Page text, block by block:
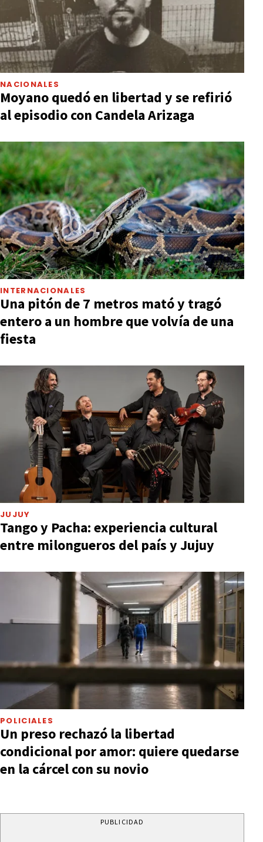
NACIONALES
Moyano quedó en libertad y se refirió
al episodio con Candela Arizaga
INTERNACIONALES
Una pitón de 7 metros mató y tragó
entero a un hombre que volvía de una
fiesta
JUJUY
Tango y Pacha: experiencia cultural
entre milongueros del país y Jujuy
POLICIALES
Un preso rechazó la libertad
condicional por amor: quiere quedarse
en la cárcel con su novio
PUBLICIDAD